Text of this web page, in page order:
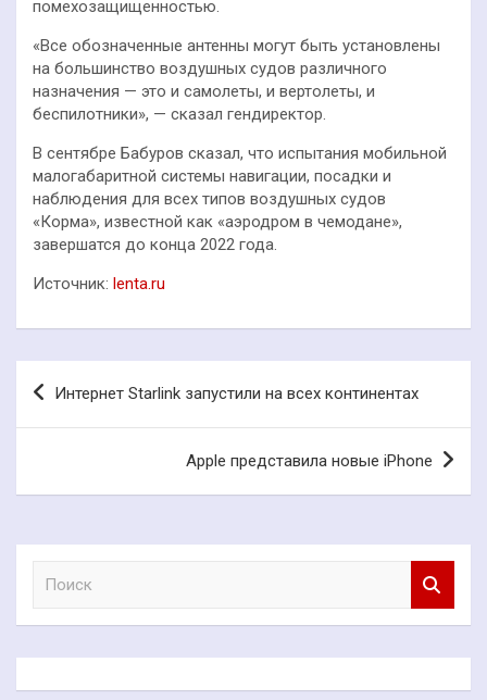
помехозащищенностью.
«Все обозначенные антенны могут быть установлены
на большинство воздушных судов различного
назначения — это и самолеты, и вертолеты, и
беспилотники», — сказал гендиректор.
В сентябре Бабуров сказал, что испытания мобильной
малогабаритной системы навигации, посадки и
наблюдения для всех типов воздушных судов
«Корма», известной как «аэродром в чемодане»,
завершатся до конца 2022 года.
Источник: lenta.ru
Навигация
по
Интернет Starlink запустили на всех континентах
Apple представила новые iPhone
к